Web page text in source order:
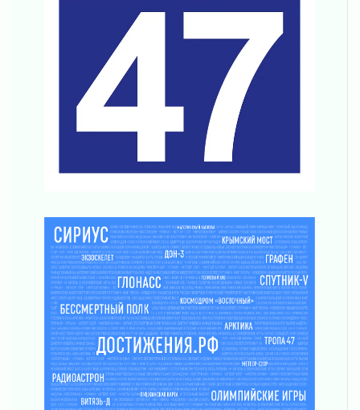
Лето без гаджетов
Болезнь девственниц и вампиров
01 августа 2026
Безмолвный крик о помощи
01 августа 2026
Без заявлений и очередей
01 августа 2026
Все силы в кулак
01 августа 2026
Айда на пляж!
01 августа 2026
Один в поле — не воин
01 августа 2026
Пик топливного кризиса в регионе прошёл
31 июля 2026
О мужестве, долге и стойкости